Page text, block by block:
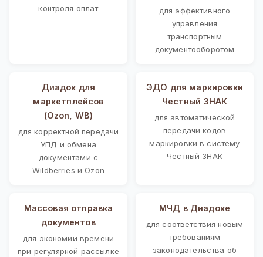
контроля оплат
для эффективного
управления
транспортным
документооборотом
Диадок для
маркетплейсов
(Ozon, WB)
для корректной передачи
УПД и обмена
документами с
Wildberries и Ozon
ЭДО для маркировки
Честный ЗНАК
для автоматической
передачи кодов
маркировки в систему
Честный ЗНАК
Массовая отправка
документов
для экономии времени
при регулярной рассылке
МЧД в Диадоке
для соответствия новым
требованиям
законодательства об